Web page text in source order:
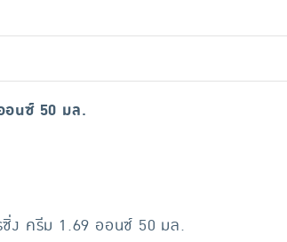
อนซ์ 50 มล.
ซิ่ง ครีม 1.69 ออนซ์ 50 มล.